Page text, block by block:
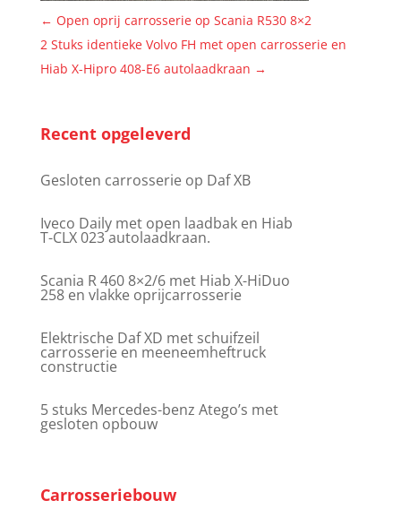
← Open oprij carrosserie op Scania R530 8×2
2 Stuks identieke Volvo FH met open carrosserie en
Hiab X-Hipro 408-E6 autolaadkraan →
Recent opgeleverd
Gesloten carrosserie op Daf XB
Iveco Daily met open laadbak en Hiab
T-CLX 023 autolaadkraan.
Scania R 460 8×2/6 met Hiab X-HiDuo
258 en vlakke oprijcarrosserie
Elektrische Daf XD met schuifzeil
carrosserie en meeneemheftruck
constructie
5 stuks Mercedes-benz Atego’s met
gesloten opbouw
Carrosseriebouw